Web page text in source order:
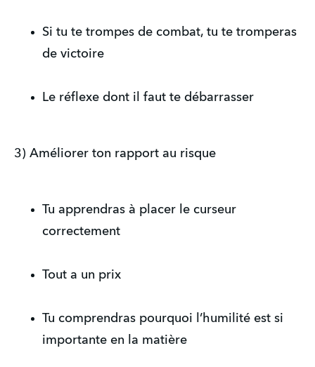
Si tu te trompes de combat, tu te tromperas
de victoire
Le réflexe dont il faut te débarrasser
3) Améliorer ton rapport au risque
Tu apprendras à placer le curseur
correctement
Tout a un prix
Tu comprendras pourquoi l’humilité est si
importante en la matière